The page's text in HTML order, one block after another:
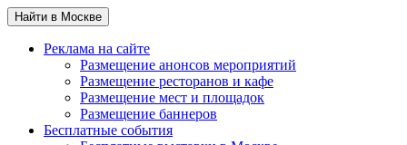
Найти в Москве
Реклама на сайте
Размещение анонсов мероприятий
Размещение ресторанов и кафе
Размещение мест и площадок
Размещение баннеров
Бесплатные события